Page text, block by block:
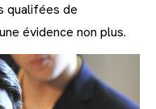
qualifées de
évidence non plus.